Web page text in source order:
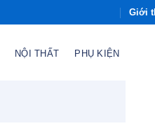
Giới
NỘI THẤT PHỤ KIỆN